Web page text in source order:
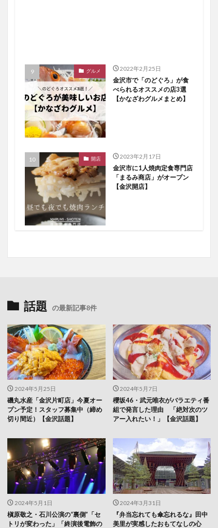
グルメ 2022年2月25日
金沢市で「のどぐろ」が食
べられるオススメの店3選
【かなざわグルメまとめ】
開店 2023年2月17日
金沢市に1人焼肉定食専門店
「まるみ商店」がオープン
【金沢開店】
話題 の最新記事8件
2024年5月25日
磯丸水産「金沢片町店」今夏オー
プン予定！スタッフ募集中（締め
切り間近）【金沢話題】
2024年5月7日
櫻坂46・武元唯衣がバラエティ番
組で発言した理由 「絶対次のツ
アー入れたい！」【金沢話題】
2024年5月1日
槇原敬之・石川公演の“裏側”「セ
トリが変わった」「終演後電飾の
2024年3月31日
『弁当忘れても傘忘れるな』田中
美里が実感したおもてなしの心